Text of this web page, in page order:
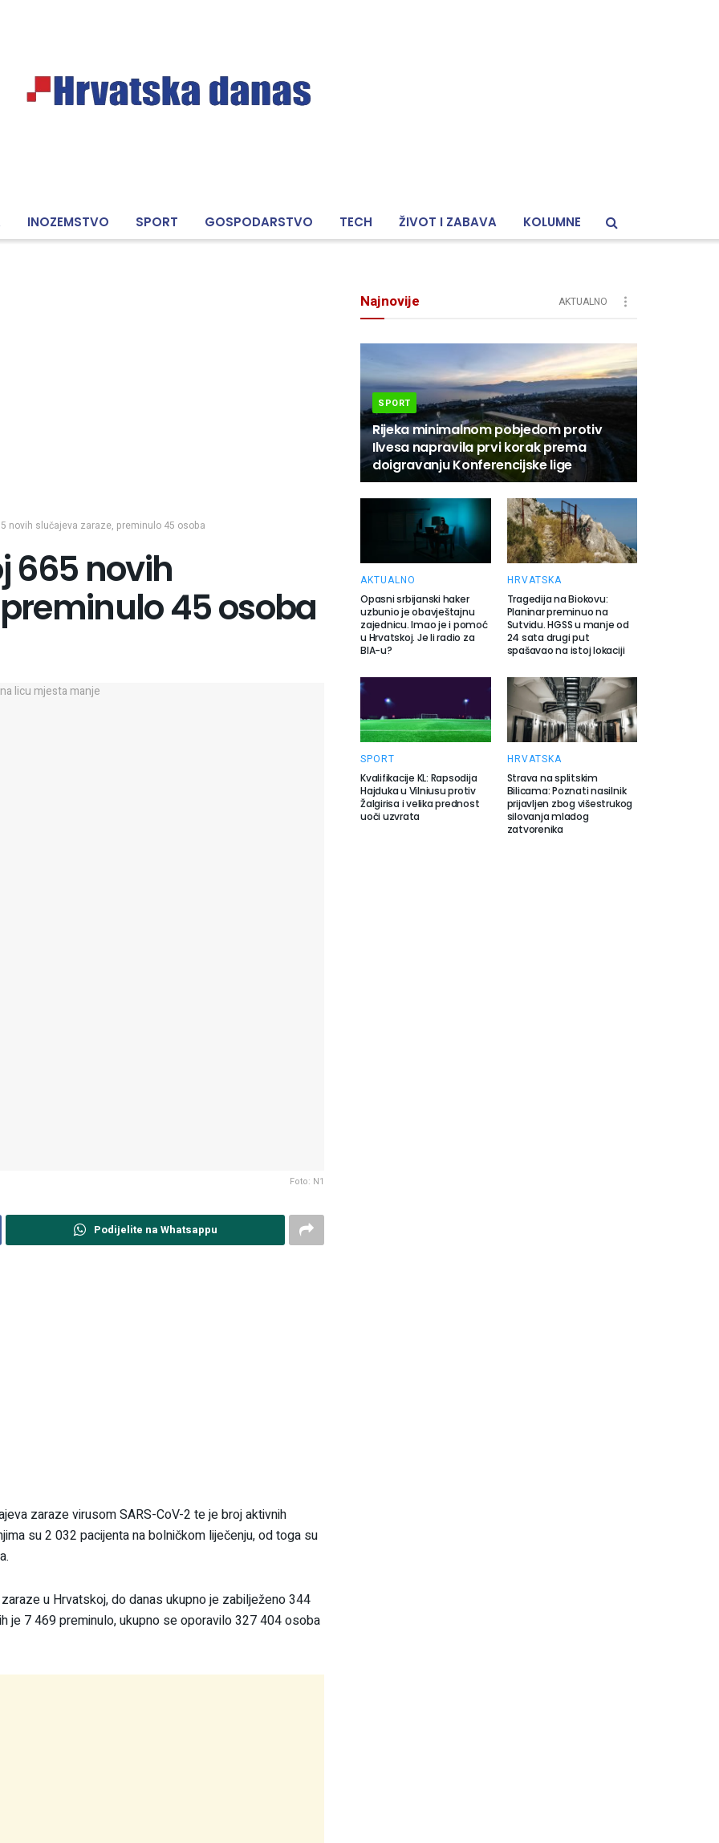
INOZEMSTVO SPORT GOSPODARSTVO TECH ŽIVOT I ZABAVA KOLUMNE
novih slučajeva zaraze, preminulo 45 osoba
665 novih
45 osoba
Foto: N1
Podijelite na Whatsappu
zaraze virusom SARS-CoV-2 te je broj aktivnih
su 2 032 pacijenta na bolničkom liječenju, od toga su
u Hrvatskoj, do danas ukupno je zabilježeno 344
je 7 469 preminulo, ukupno se oporavilo 327 404 osoba
Najnovije AKTUALNO
SPORT
Rijeka minimalnom pobjedom protiv
Ilvesa napravila prvi korak prema
doigravanju Konferencijske lige
AKTUALNO
Opasni srbijanski haker
uzbunio je obavještajnu
zajednicu. Imao je i pomoć
u Hrvatskoj. Je li radio za
BIA-u?
HRVATSKA
Tragedija na Biokovu:
Planinar preminuo na
Sutvidu. HGSS u manje od
24 sata drugi put
spašavao na istoj lokaciji
SPORT
Kvalifikacije KL: Rapsodija
Hajduka u Vilniusu protiv
Žalgirisa i velika prednost
uoči uzvrata
HRVATSKA
Strava na splitskim
Bilicama: Poznati nasilnik
prijavljen zbog višestrukog
silovanja mladog
zatvorenika